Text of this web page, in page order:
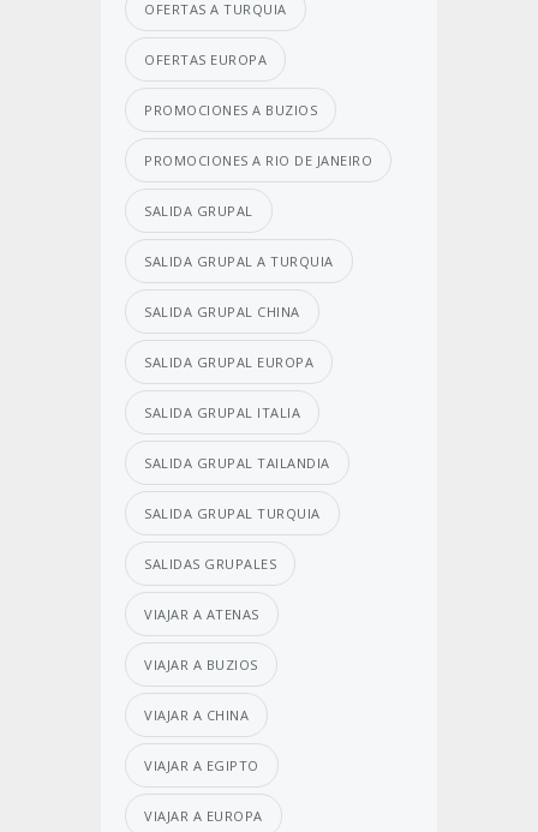
OFERTAS A TURQUIA
OFERTAS EUROPA
PROMOCIONES A BUZIOS
PROMOCIONES A RIO DE JANEIRO
SALIDA GRUPAL
SALIDA GRUPAL A TURQUIA
SALIDA GRUPAL CHINA
SALIDA GRUPAL EUROPA
SALIDA GRUPAL ITALIA
SALIDA GRUPAL TAILANDIA
SALIDA GRUPAL TURQUIA
SALIDAS GRUPALES
VIAJAR A ATENAS
VIAJAR A BUZIOS
VIAJAR A CHINA
VIAJAR A EGIPTO
VIAJAR A EUROPA